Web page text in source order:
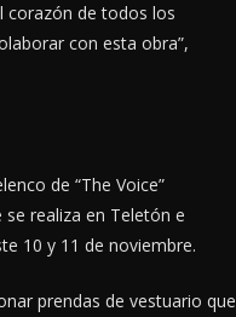
corazón de todos los
con esta obra”,
de “The Voice”
realiza en Teletón e
10 y 11 de noviembre.
prendas de vestuario que